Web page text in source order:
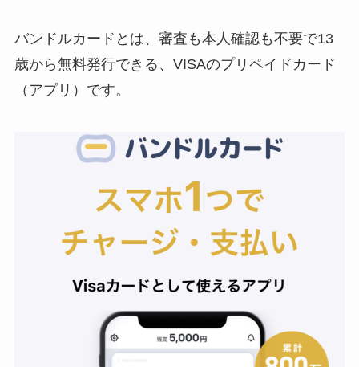
バンドルカードとは、 審査も本人確認も不要で13
歳から無料発行できる、VISAのプリペイドカード
（アプリ）です。